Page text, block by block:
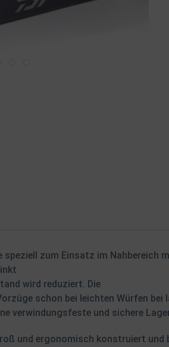
speziell zum Einsatz im
wird reduziert. Die
schon bei leichten Würfen
verwindungsfeste und sichere
und ergonomisch konstruiert